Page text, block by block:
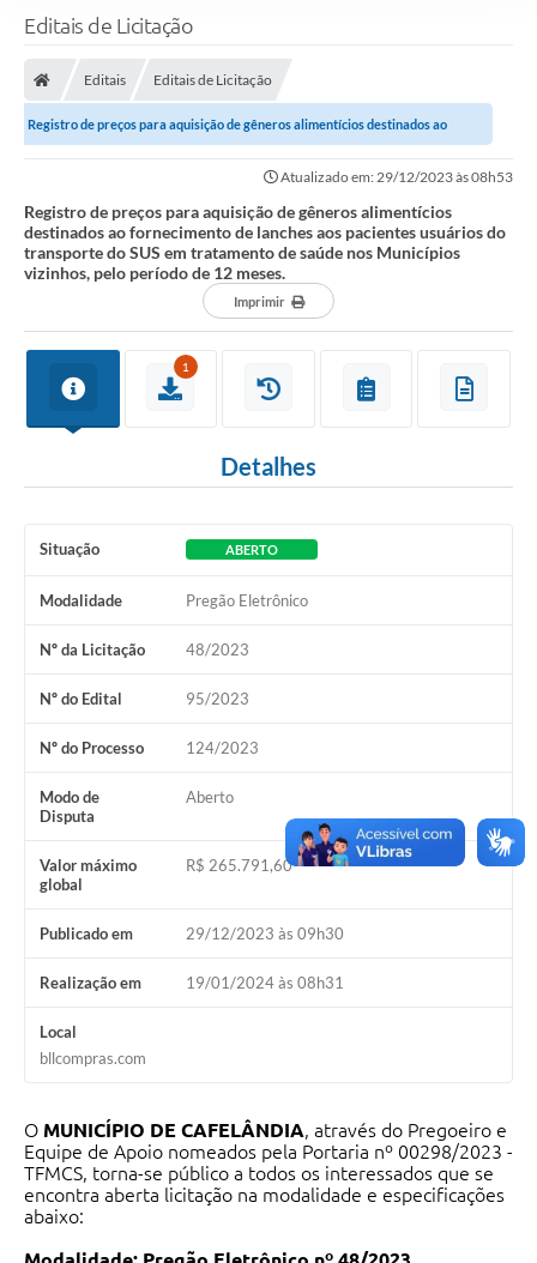
Editais de Licitação
Editais Editais de Licitação
Registro de preços para aquisição de gêneros alimentícios destinados ao
Atualizado em: 29/12/2023 às 08h53
Registro de preços para aquisição de gêneros alimentícios
destinados ao fornecimento de lanches aos pacientes usuários do
transporte do SUS em tratamento de saúde nos Municípios
vizinhos, pelo período de 12 meses.
Imprimir
1
Detalhes
Situação ABERTO
Modalidade Pregão Eletrônico
Nº da Licitação 48/2023
Nº do Edital 95/2023
Nº do Processo 124/2023
Modo de
Disputa
Aberto
Valor máximo
global
R$ 265.791,60
Publicado em 29/12/2023 às 09h30
Realização em 19/01/2024 às 08h31
Local
bllcompras.com
O MUNICÍPIO DE CAFELÂNDIA, através do Pregoeiro e
Equipe de Apoio nomeados pela Portaria nº 00298/2023 -
TFMCS, torna-se público a todos os interessados que se
encontra aberta licitação na modalidade e especificações
abaixo: